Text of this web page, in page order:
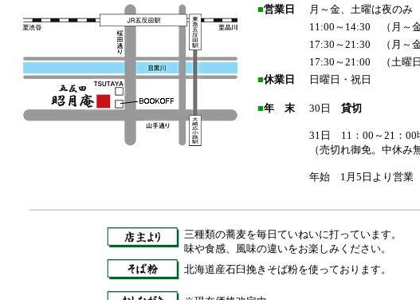
■営業日
月～金、土曜は夜のみ
11:00～14:30 （月～金
17:30～21:30 （月～金
17:30～21:00 （土曜
■休業日 日曜日・祝日
■年 末 30日 貸切
31日 11：00～21：00
（売切れ御免。中休み
年始 1月5日より営業
三種類の蕎麦を毎日ていねいに打っています。
味や食感、風味の違いをお楽しみください。
北海道産石臼挽きそば粉を使っております。